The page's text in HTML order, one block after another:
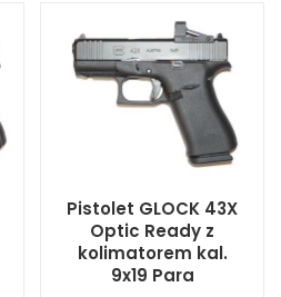
Pistolet GLOCK 43X
Optic Ready z
kolimatorem kal.
9x19 Para